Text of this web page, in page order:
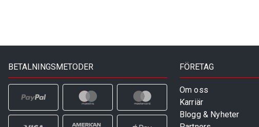
BETALNINGSMETODER FÖRETAG
Om oss
Karriär
Blogg & Nyheter